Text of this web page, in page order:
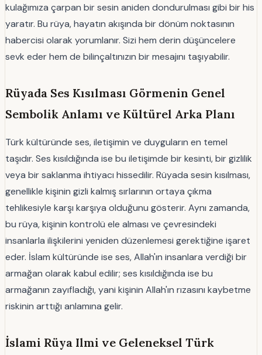
kulağımıza çarpan bir sesin aniden dondurulması gibi bir his
yaratır. Bu rüya, hayatın akışında bir dönüm noktasının
habercisi olarak yorumlanır. Sizi hem derin düşüncelere
sevk eder hem de bilinçaltınızın bir mesajını taşıyabilir.
Rüyada Ses Kısılması Görmenin Genel
Sembolik Anlamı ve Kültürel Arka Planı
Türk kültüründe ses, iletişimin ve duyguların en temel
taşıdır. Ses kısıldığında ise bu iletişimde bir kesinti, bir gizlilik
veya bir saklanma ihtiyacı hissedilir. Rüyada sesin kısılması,
genellikle kişinin gizli kalmış sırlarının ortaya çıkma
tehlikesiyle karşı karşıya olduğunu gösterir. Aynı zamanda,
bu rüya, kişinin kontrolü ele alması ve çevresindeki
insanlarla ilişkilerini yeniden düzenlemesi gerektiğine işaret
eder. İslam kültüründe ise ses, Allah'ın insanlara verdiği bir
armağan olarak kabul edilir; ses kısıldığında ise bu
armağanın zayıfladığı, yani kişinin Allah'ın rızasını kaybetme
riskinin arttığı anlamına gelir.
İslami Rüya Ilmi ve Geleneksel Türk